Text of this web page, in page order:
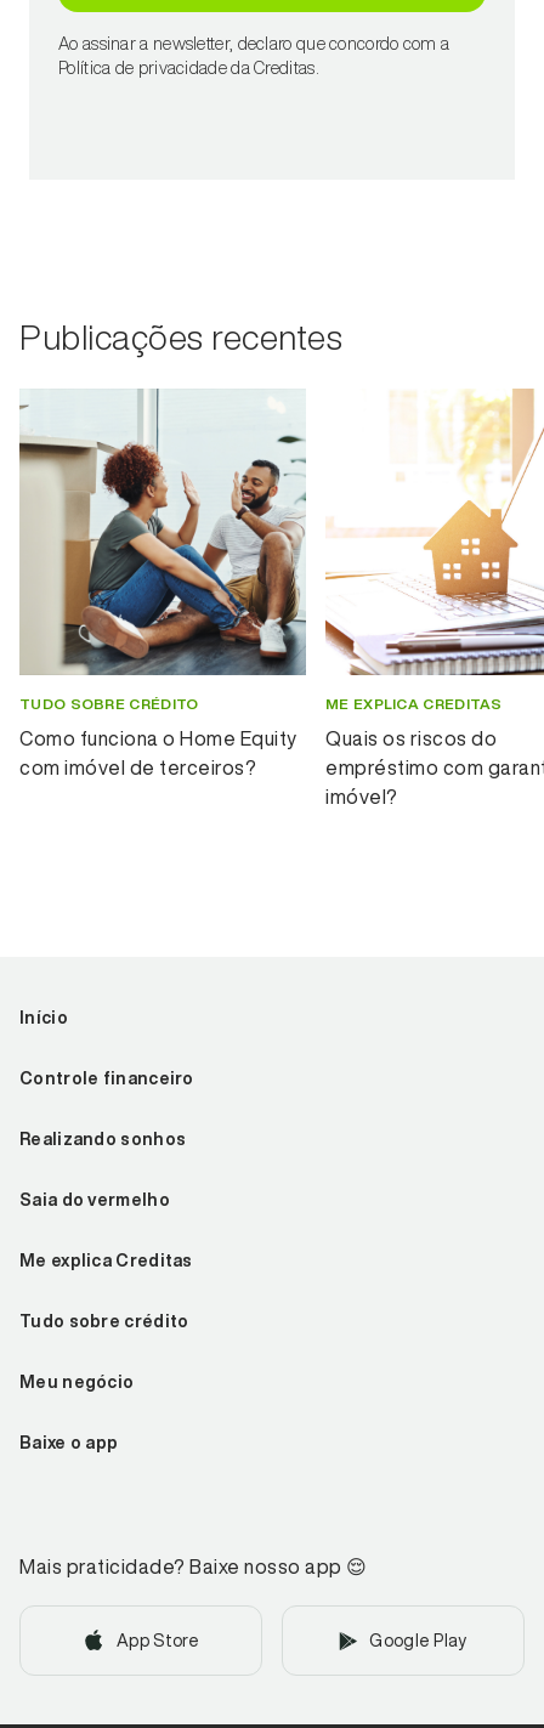
Ao assinar a newsletter, declaro que concordo com a
Política de privacidade da Creditas.
Publicações recentes
TUDO SOBRE CRÉDITO
Como funciona o Home Equity
com imóvel de terceiros?
ME EXPLICA CREDITAS
Quais os riscos do
empréstimo com
imóvel?
Início
Controle financeiro
Realizando sonhos
Saia do vermelho
Me explica Creditas
Tudo sobre crédito
Meu negócio
Baixe o app
Mais praticidade? Baixe nosso app 😌
App Store Google Play